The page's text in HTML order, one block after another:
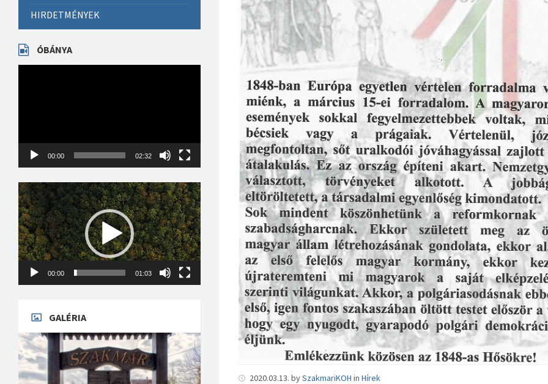
2020.03.13.bySzakmariKOH inHírek
HIRDETMÉNYEK
ÓBÁNYA
00:00 02:32
Videólejátszó
00:00 01:03
GALÉRIA